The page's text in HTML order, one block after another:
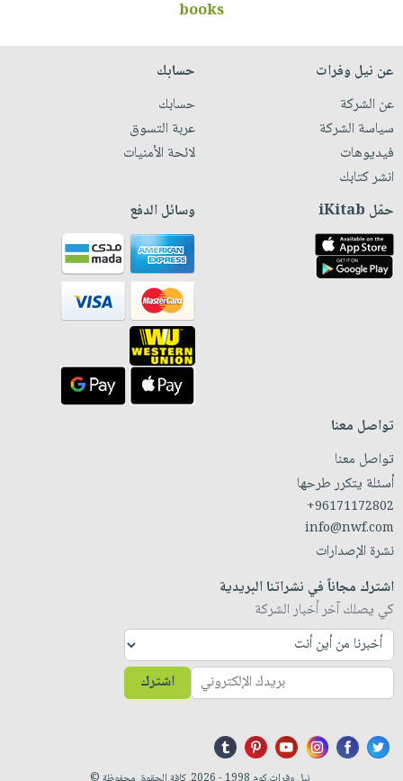
books
عن نيل وفرات
عن الشركة
سياسة الشركة
فيديوهات
انشر كتابك
حسابك
حسابك
عربة التسوق
لائحة الأمنيات
حمّل iKitab وسائل الدفع
تواصل معنا
تواصل معنا
أسئلة يتكرر طرحها
+96171172802
info@nwf.com
نشرة الإصدارات
اشترك مجاناً في نشراتنا البريدية
كي يصلك آخر أخبار الشركة
اشترك